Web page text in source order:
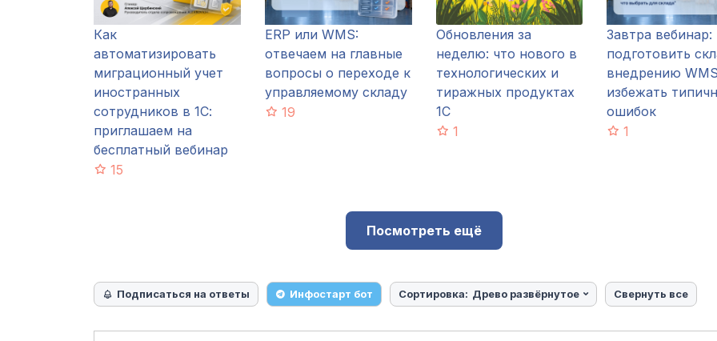
Как
автоматизировать
миграционный учет
иностранных
сотрудников в 1С:
приглашаем на
бесплатный вебинар
15
ERP или WMS:
отвечаем на главные
вопросы о переходе к
управляемому складу
19
Обновления за
неделю: что нового в
технологических и
тиражных продуктах
1С
1
Завтра вебинар:
подготовить
внедрению
избежать
ошибок
1
Посмотреть ещё
Подписаться на ответы Инфостарт бот Сортировка: Древо развёрнутое Свернуть все